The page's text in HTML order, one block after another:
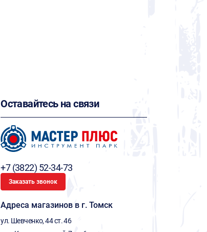
Оставайтесь на связи
+7 (3822) 52-34-73
Заказать звонок
Адреса магазинов в г. Томск
ул. Шевченко, 44 ст. 46